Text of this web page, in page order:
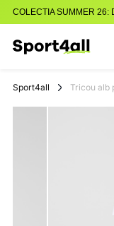
COLECTIA SUMMER 26:
Sport4all Tricou alb